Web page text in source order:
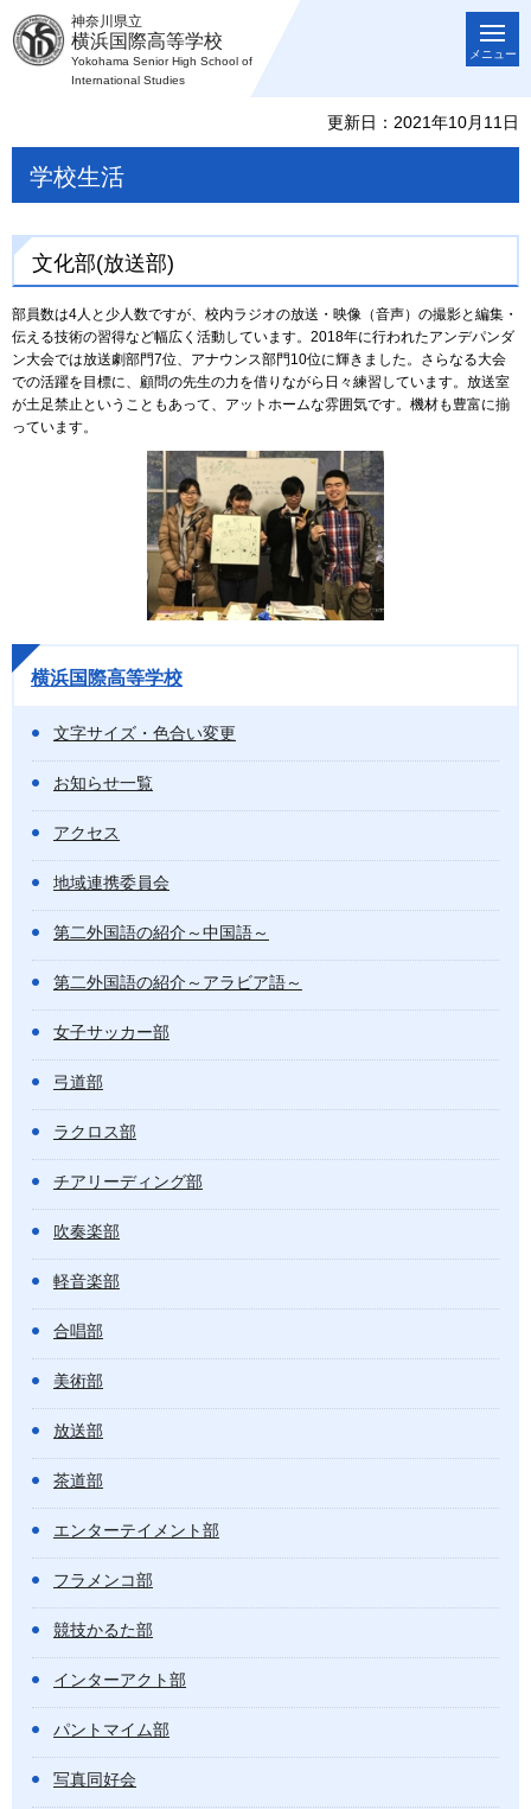
神奈川県立
横浜国際高等学校
Yokohama Senior High School of
International Studies
メニュー
更新日：2021年10月11日
学校生活
文化部(放送部)
部員数は4人と少人数ですが、校内ラジオの放送・映像（音声）の撮影と編集・
伝える技術の習得など幅広く活動しています。2018年に行われたアンデパンダ
ン大会では放送劇部門7位、アナウンス部門10位に輝きました。さらなる大会
での活躍を目標に、顧問の先生の力を借りながら日々練習しています。放送室
が土足禁止ということもあって、アットホームな雰囲気です。機材も豊富に揃
っています。
横浜国際高等学校
文字サイズ・色合い変更
お知らせ一覧
アクセス
地域連携委員会
第二外国語の紹介～中国語～
第二外国語の紹介～アラビア語～
女子サッカー部
弓道部
ラクロス部
チアリーディング部
吹奏楽部
軽音楽部
合唱部
美術部
放送部
茶道部
エンターテイメント部
フラメンコ部
競技かるた部
インターアクト部
パントマイム部
写真同好会